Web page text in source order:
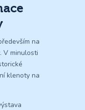
na
. V minulosti
klenoty na